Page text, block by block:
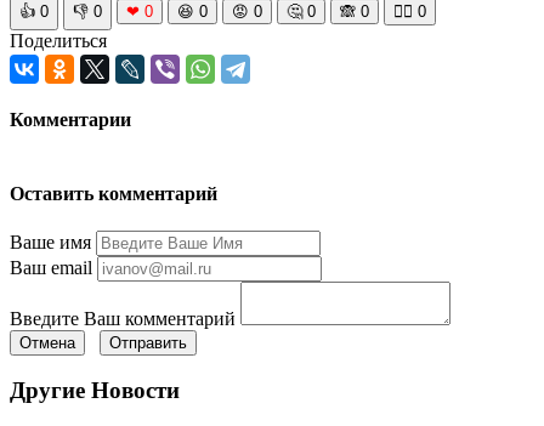
👍 0 👎 0 ❤ 0 😆 0 😡 0 🤔 0 🙈 0 🧘‍♀️ 0
Поделиться
Комментарии
Оставить комментарий
Ваше имя
Ваш email
Введите Ваш комментарий
Отмена Отправить
Другие Новости